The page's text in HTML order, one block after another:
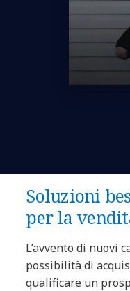
Soluzioni
per la
L’avvento di nuovi
possibilità di
qualificare un